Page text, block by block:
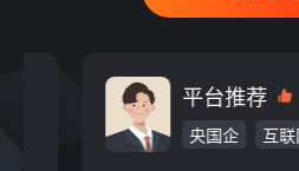
平台推荐
央国企 互